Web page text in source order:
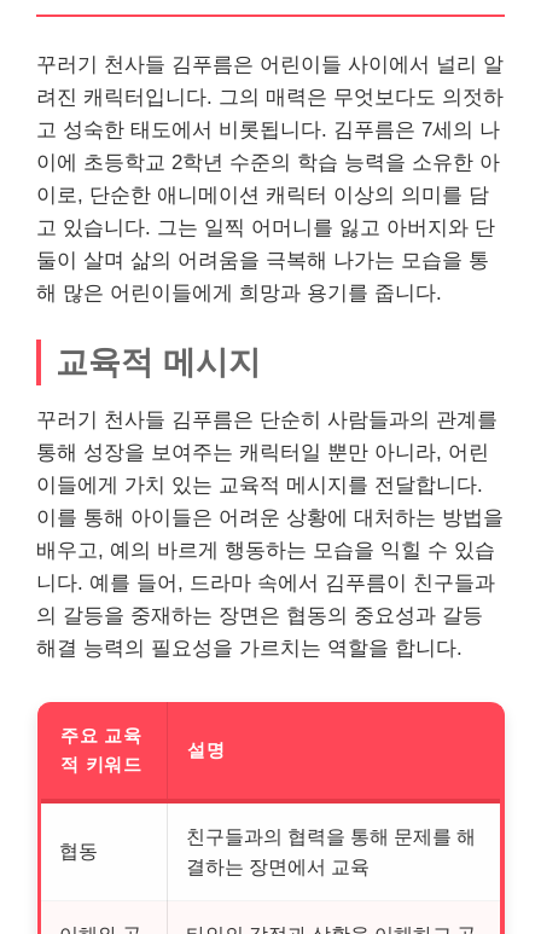
꾸러기 천사들 김푸름은 어린이들 사이에서 널리 알
려진 캐릭터입니다. 그의 매력은 무엇보다도 의젓하
고 성숙한 태도에서 비롯됩니다. 김푸름은 7세의 나
이에 초등학교 2학년 수준의 학습 능력을 소유한 아
이로, 단순한 애니메이션 캐릭터 이상의 의미를 담
고 있습니다. 그는 일찍 어머니를 잃고 아버지와 단
둘이 살며 삶의 어려움을 극복해 나가는 모습을 통
해 많은 어린이들에게 희망과 용기를 줍니다.
교육적 메시지
꾸러기 천사들 김푸름은 단순히 사람들과의 관계를
통해 성장을 보여주는 캐릭터일 뿐만 아니라, 어린
이들에게 가치 있는 교육적 메시지를 전달합니다.
이를 통해 아이들은 어려운 상황에 대처하는 방법을
배우고, 예의 바르게 행동하는 모습을 익힐 수 있습
니다. 예를 들어, 드라마 속에서 김푸름이 친구들과
의 갈등을 중재하는 장면은 협동의 중요성과 갈등
해결 능력의 필요성을 가르치는 역할을 합니다.
주요 교육
적 키워드
설명
협동
친구들과의 협력을 통해 문제를 해
결하는 장면에서 교육